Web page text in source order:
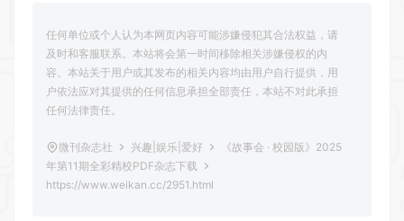
任何单位或个人认为本网页内容可能涉嫌侵犯其合法权益，请
及时和客服联系。本站将会第一时间移除相关涉嫌侵权的内
容。本站关于用户或其发布的相关内容均由用户自行提供，用
户依法应对其提供的任何信息承担全部责任，本站不对此承担
任何法律责任。
微刊杂志社 兴趣|娱乐|爱好
《故事会 · 校园版》2025
年第11期全彩精校PDF杂志下载
https://www.weikan.cc/2951.html